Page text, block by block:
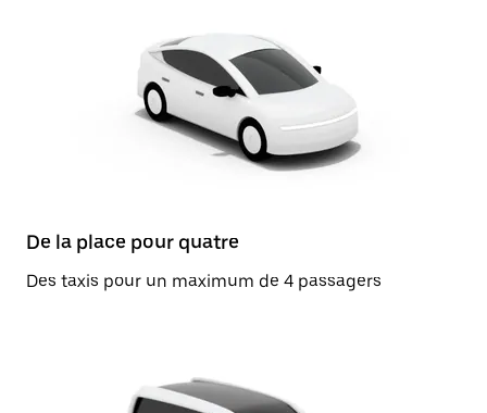
De la place pour quatre
Des taxis pour un maximum de 4 passagers